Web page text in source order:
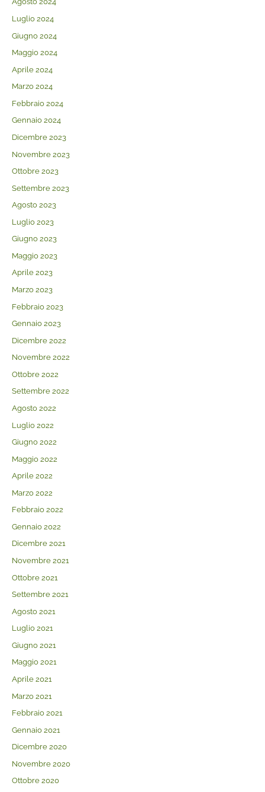
Luglio 2024
Giugno 2024
Maggio 2024
Aprile 2024
Marzo 2024
Febbraio 2024
Gennaio 2024
Dicembre 2023
Novembre 2023
Ottobre 2023
Settembre 2023
Agosto 2023
Luglio 2023
Giugno 2023
Maggio 2023
Aprile 2023
Marzo 2023
Febbraio 2023
Gennaio 2023
Dicembre 2022
Novembre 2022
Ottobre 2022
Settembre 2022
Agosto 2022
Luglio 2022
Giugno 2022
Maggio 2022
Aprile 2022
Marzo 2022
Febbraio 2022
Gennaio 2022
Dicembre 2021
Novembre 2021
Ottobre 2021
Settembre 2021
Agosto 2021
Luglio 2021
Giugno 2021
Maggio 2021
Aprile 2021
Marzo 2021
Febbraio 2021
Gennaio 2021
Dicembre 2020
Novembre 2020
Ottobre 2020